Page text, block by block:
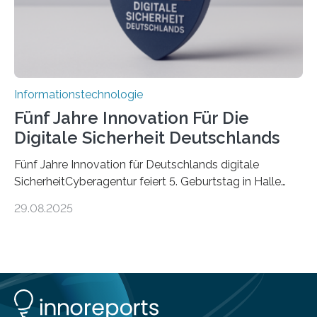
Informationstechnologie
Fünf Jahre Innovation Für Die
Digitale Sicherheit Deutschlands
Fünf Jahre Innovation für Deutschlands digitale
SicherheitCyberagentur feiert 5. Geburtstag in Halle
ErfolgeDie Agentur für Innovation in der
Forschungsarbeit, politischen Grußworten und der
feierlichen Preisverleihung des Ideenwettbewerbs
29.08.2025